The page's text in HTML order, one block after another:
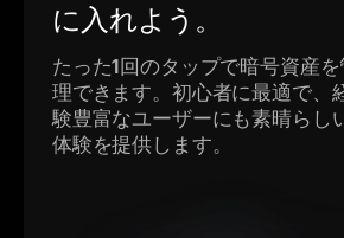
に入れよう。
たった1回のタップで暗号資産を
理できます。初心者に最適で、
験豊富なユーザーにも素晴らし
体験を提供します。